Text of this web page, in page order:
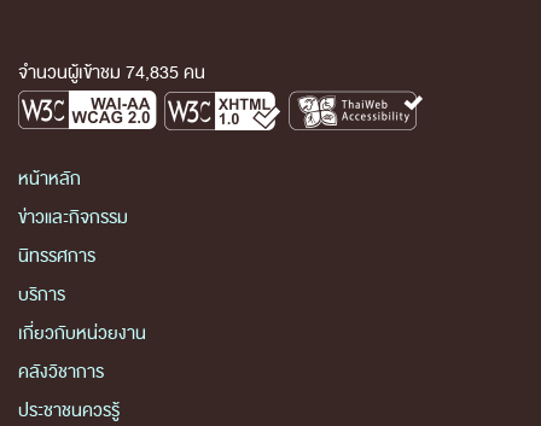
จำนวนผู้เข้าชม 74,835 คน
หน้าหลัก
ข่าวและกิจกรรม
นิทรรศการ
บริการ
เกี่ยวกับหน่วยงาน
คลังวิชาการ
ประชาชนควรรู้